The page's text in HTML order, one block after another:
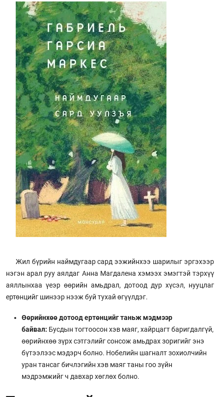
Жил бүрийн наймдугаар сард ээжийнхээ шарилыг эргэхээр
нэгэн арал руу аялдаг Анна Магдалена хэмээх эмэгтэй тэрхүү
аяллынхаа үеэр өөрийн амьдрал, дотоод дур хүсэл, нууцлаг
ертөнцийг шинээр нээж буй тухай өгүүлдэг.
Өөрийнхөө дотоод ертөнцийг таньж мэдмээр
байвал: Бусдын тогтоосон хэв маяг, хайрцагт баригдалгүй,
өөрийнхөө зүрх сэтгэлийг сонсож амьдрах зоригийг энэ
бүтээлээс мэдэрч болно. Нобелийн шагналт зохиолчийн
уран тансаг бичлэгийн хэв маяг таны гоо зүйн
мэдрэмжийг ч давхар хөглөх болно.